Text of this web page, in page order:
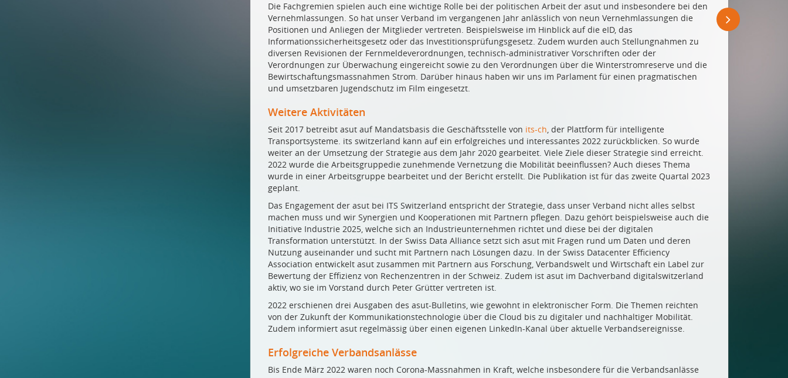
Die Fachgremien spielen auch eine wichtige Rolle bei der politischen Arbeit der asut und insbesondere bei den
Vernehmlassungen. So hat unser Verband im vergangenen Jahr anlässlich von neun Vernehmlassungen die
Positionen und Anliegen der Mitglieder vertreten. Beispielsweise im Hinblick auf die eID, das
Informationssicherheitsgesetz oder das Investitionsprüfungsgesetz. Zudem wurden auch Stellungnahmen zu
diversen Revisionen der Fernmeldeverordnungen, technisch-administrativer Vorschriften oder der
Verordnungen zur Überwachung eingereicht sowie zu den Verordnungen über die Winterstromreserve und die
Bewirtschaftungsmassnahmen Strom. Darüber hinaus haben wir uns im Parlament für einen pragmatischen
und umsetzbaren Jugendschutz im Film eingesetzt.
Weitere Aktivitäten
Seit 2017 betreibt asut auf Mandatsbasis die Geschäftsstelle von its-ch, der Plattform für intelligente
Transportsysteme. its switzerland kann auf ein erfolgreiches und interessantes 2022 zurückblicken. So wurde
weiter an der Umsetzung der Strategie aus dem Jahr 2020 gearbeitet. Viele Ziele dieser Strategie sind erreicht.
2022 wurde die Arbeitsgruppedie zunehmende Vernetzung die Mobilität beeinflussen? Auch dieses Thema
wurde in einer Arbeitsgruppe bearbeitet und der Bericht erstellt. Die Publikation ist für das zweite Quartal 2023
geplant.
Das Engagement der asut bei ITS Switzerland entspricht der Strategie, dass unser Verband nicht alles selbst
machen muss und wir Synergien und Kooperationen mit Partnern pflegen. Dazu gehört beispielsweise auch die
Initiative Industrie 2025, welche sich an Industrieunternehmen richtet und diese bei der digitalen
Transformation unterstützt. In der Swiss Data Alliance setzt sich asut mit Fragen rund um Daten und deren
Nutzung auseinander und sucht mit Partnern nach Lösungen dazu. In der Swiss Datacenter Efficiency
Association entwickelt asut zusammen mit Partnern aus Forschung, Verbandswelt und Wirtschaft ein Label zur
Bewertung der Effizienz von Rechenzentren in der Schweiz. Zudem ist asut im Dachverband digitalswitzerland
aktiv, wo sie im Vorstand durch Peter Grütter vertreten ist.
2022 erschienen drei Ausgaben des asut-Bulletins, wie gewohnt in elektronischer Form. Die Themen reichten
von der Zukunft der Kommunikationstechnologie über die Cloud bis zu digitaler und nachhaltiger Mobilität.
Zudem informiert asut regelmässig über einen eigenen LinkedIn-Kanal über aktuelle Verbandsereignisse.
Erfolgreiche Verbandsanlässe
Bis Ende März 2022 waren noch Corona-Massnahmen in Kraft, welche insbesondere für die Verbandsanlässe